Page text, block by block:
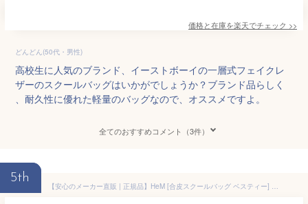
価格と在庫を楽天でチェック >>
どんどん(50代・男性)
高校生に人気のブランド、イーストボーイの一層式フェイクレ
ザーのスクールバッグはいかがでしょうか？ブランド品らしく
、耐久性に優れた軽量のバッグなので、オススメですよ。
全てのおすすめコメント（3件）
5th
【安心のメーカー直販 | 正規品】HeM [合皮スクールバッグ ベスティー] スクバ 中学生 高校生 女子高生 通学 レディース 定番 A4 タブレットPC ポケット 制服 底鋲 自立 ブランド ロゴ かわいい おしゃれ トートバッグ サブバッグ 刺繍 入学祝 進学祝 卒業祝 プレゼント